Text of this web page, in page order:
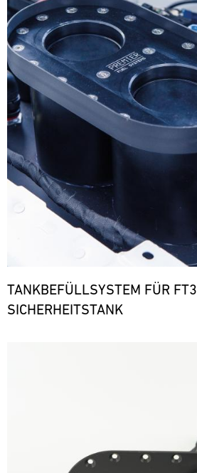
TANKBEFÜLLSYSTEM FÜR FT3
SICHERHEITSTANK